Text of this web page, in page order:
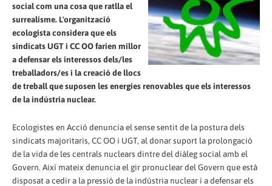
social com una cosa que ratlla el
surrealisme. L'organització
ecologista considera que els
sindicats UGT i CC OO farien millor
a defensar els interessos dels/les
treballadors/es i la creació de llocs
de treball que suposen les energies renovables que els interessos
de la indústria nuclear.
Ecologistes en Acció denuncia el sense sentit de la postura dels
sindicats majoritaris, CC OO i UGT, al donar suport la prolongació
de la vida de les centrals nuclears dintre del diàleg social amb el
Govern. Així mateix denuncia el gir pronuclear del Govern que està
disposat a cedir a la pressió de la indústria nuclear i a defensar els